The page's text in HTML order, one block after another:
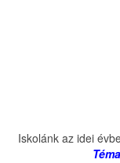
Iskolánk az idei